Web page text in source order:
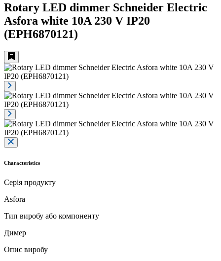
Rotary LED dimmer Schneider Electric
Asfora white 10A 230 V IP20
(EPH6870121)
Characteristics
Серія продукту
Asfora
Тип виробу або компоненту
Димер
Опис виробу